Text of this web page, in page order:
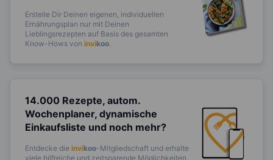
Erstelle Dir Deinen eigenen, individuellen
Ernährungsplan nur mit Deinen
Lieblingsrezepten auf Basis des gesamten
Know-Hows von invikoo
14.000 Rezepte, autom.
Wochenplaner, dynamische
Einkaufsliste und noch mehr?
Entdecke die invikoo-Mitgliedschaft und erhalte
viele hilfreiche und zeitsparende Möglichkeiten,